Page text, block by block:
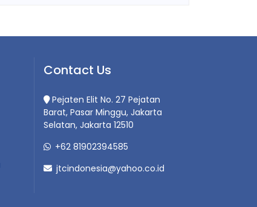
Contact Us
Pejaten Elit No. 27 Pejatan
Barat, Pasar Minggu, Jakarta
Selatan, Jakarta 12510
+62 81902394585
jtcindonesia@yahoo.co.id